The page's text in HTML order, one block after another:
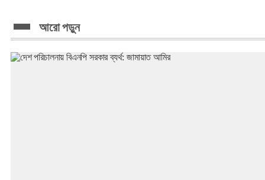
আরো পড়ুন